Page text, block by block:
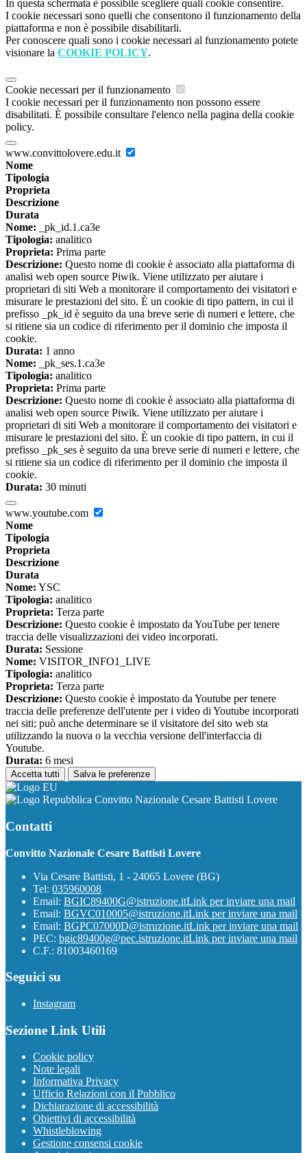
In questa schermata è possibile scegliere quali cookie consentire.
I cookie necessari sono quelli che consentono il funzionamento della
piattaforma e non è possibile disabilitarli.
Per conoscere quali sono i cookie necessari al funzionamento potete
visionare la COOKIE POLICY.
Cookie necessari per il funzionamento
I cookie necessari per il funzionamento non possono essere
disabilitati. È possibile consultare l'elenco nella pagina della cookie
policy.
www.convittolovere.edu.it
Nome
Tipologia
Proprieta
Descrizione
Durata
Nome: _pk_id.1.ca3e
Tipologia: analitico
Proprieta: Prima parte
Descrizione: Questo nome di cookie è associato alla piattaforma di
analisi web open source Piwik. Viene utilizzato per aiutare i
proprietari di siti Web a monitorare il comportamento dei visitatori e
misurare le prestazioni del sito. È un cookie di tipo pattern, in cui il
prefisso _pk_id è seguito da una breve serie di numeri e lettere, che
si ritiene sia un codice di riferimento per il dominio che imposta il
cookie.
Durata: 1 anno
Nome: _pk_ses.1.ca3e
Tipologia: analitico
Proprieta: Prima parte
Descrizione: Questo nome di cookie è associato alla piattaforma di
analisi web open source Piwik. Viene utilizzato per aiutare i
proprietari di siti Web a monitorare il comportamento dei visitatori e
misurare le prestazioni del sito. È un cookie di tipo pattern, in cui il
prefisso _pk_ses è seguito da una breve serie di numeri e lettere, che
si ritiene sia un codice di riferimento per il dominio che imposta il
cookie.
Durata: 30 minuti
www.youtube.com
Nome
Tipologia
Proprieta
Descrizione
Durata
Nome: YSC
Tipologia: analitico
Proprieta: Terza parte
Descrizione: Questo cookie è impostato da YouTube per tenere
traccia delle visualizzazioni dei video incorporati.
Durata: Sessione
Nome: VISITOR_INFO1_LIVE
Tipologia: analitico
Proprieta: Terza parte
Descrizione: Questo cookie è impostato da Youtube per tenere
traccia delle preferenze dell'utente per i video di Youtube incorporati
nei siti; può anche determinare se il visitatore del sito web sta
utilizzando la nuova o la vecchia versione dell'interfaccia di
Youtube.
Durata: 6 mesi
Accetta tutti Salva le preferenze
Convitto Nazionale Cesare Battisti Lovere
Contatti
Convitto Nazionale Cesare Battisti Lovere
Via Cesare Battisti, 1 - 24065 Lovere (BG)
Tel: 035960008
Email: BGIC89400G@istruzione.itLink per inviare una mail
Email: BGVC010005@istruzione.itLink per inviare una mail
Email: BGPC07000D@istruzione.itLink per inviare una mail
PEC: bgic89400g@pec.istruzione.itLink per inviare una mail
C.F.: 81003460169
Seguici su
Instagram
Sezione Link Utili
Cookie policy
Note legali
Informativa Privacy
Ufficio Relazioni con il Pubblico
Dichiarazione di accessibilità
Obiettivi di accessibilità
Whistleblowing
Gestione consensi cookie